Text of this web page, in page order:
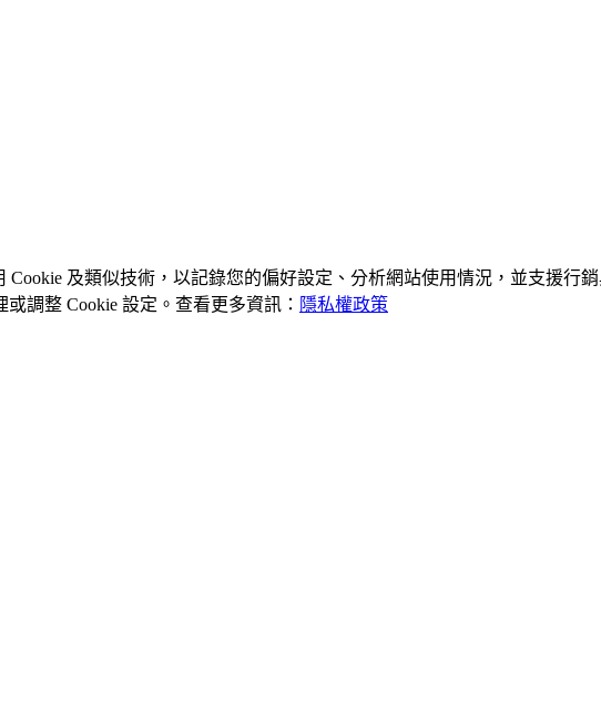
及類似技術，以記錄您的偏好設定、分析網站使用情況，並支援行
調整 Cookie 設定。查看更多資訊： 隱私權政策